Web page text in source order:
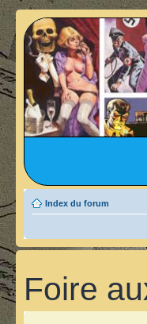
Index du forum
Foire